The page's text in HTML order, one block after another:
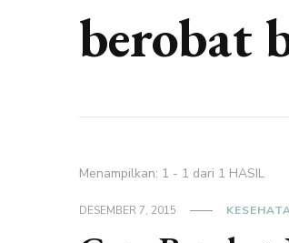
berobat
Menampilkan: 1 - 1 dari 1 HASIL
DESEMBER 7, 2015